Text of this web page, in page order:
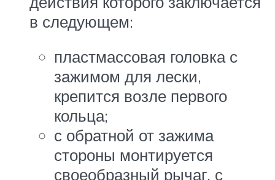
в следующем:
пластмассовая головка с
зажимом для лески,
крепится возле первого
кольца;
с обратной от зажима
стороны монтируется
своеобразный рычаг, с